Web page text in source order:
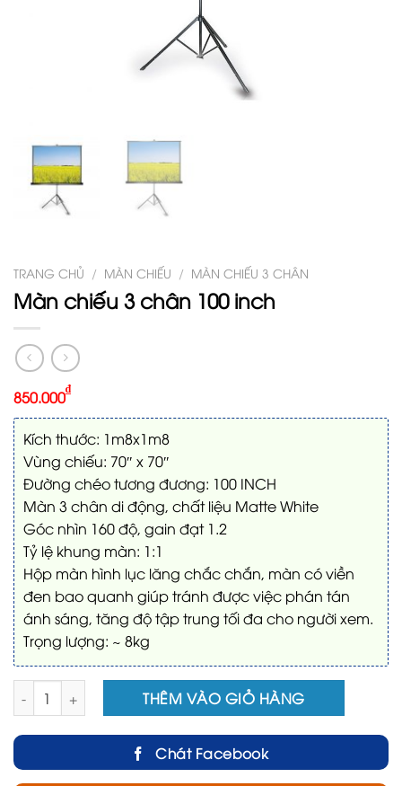
TRANG CHỦ / MÀN CHIẾU / MÀN CHIẾU 3 CHÂN
Màn chiếu 3 chân 100 inch
850.000₫
Kích thước: 1m8x1m8
Vùng chiếu: 70″ x 70″
Đường chéo tương đương: 100 INCH
Màn 3 chân di động, chất liệu Matte White
Góc nhìn 160 độ, gain đạt 1.2
Tỷ lệ khung màn: 1:1
Hộp màn hình lục lăng chắc chắn, màn có viền
đen bao quanh giúp tránh được việc phán tán
ánh sáng, tăng độ tập trung tối đa cho người xem.
Trọng lượng: ~ 8kg
Màn chiếu 3 chân 100 inch số lượng
THÊM VÀO GIỎ HÀNG
Chát Facebook